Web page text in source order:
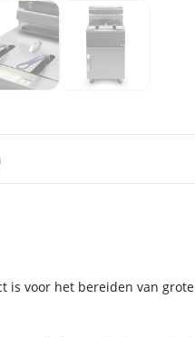
voor het bereiden van